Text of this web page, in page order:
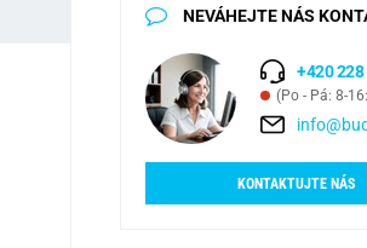
NEVÁHEJTE NÁS
+420 228
(Po - Pá: 8-
KONTAKTUJTE NÁS